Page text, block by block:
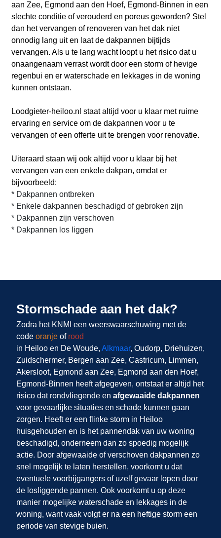
aan Zee, Egmond aan den Hoef, Egmond-Binnen in een
slechte conditie of verouderd en poreus geworden? Stel
dan het vervangen of renoveren van het dak niet
onnodig lang uit en laat de dakpannen bijtijds
vervangen. Als u te lang wacht loopt u het risico dat u
onaangenaam verrast wordt door een storm of hevige
regenbui en er waterschade en lekkages in de woning
kunnen ontstaan.
Loodgieter-heiloo.nl staat altijd voor u klaar met ruime
ervaring en service om de dakpannen voor u te
vervangen of een offerte uit te brengen voor renovatie.
Uiteraard staan wij ook altijd voor u klaar bij het
vervangen van een enkele dakpan, omdat er
bijvoorbeeld:
* Dakpannen ontbreken
* Enkele dakpannen beschadigd of gebroken zijn
* Dakpannen zijn verschoven
* Dakpannen los liggen
Stormschade aan het dak?
Zodra het KNMI een weerswaarschuwing met de
code oranje of rood
in Heiloo en De Woude, Alkmaar, Oudorp, Driehuizen,
Zuidschermer, Bergen aan Zee, Castricum, Limmen,
Akersloot, Egmond aan Zee, Egmond aan den Hoef,
Egmond-Binnen heeft afgegeven, ontstaat er altijd het
risico dat rondvliegende en afgewaaide dakpannen
voor gevaarlijke situaties en schade kunnen gaan
zorgen. Heeft er een flinke storm in Heiloo
huisgehouden en is het pannendak van uw woning
beschadigd, onderneem dan zo spoedig mogelijk
actie. Door afgewaaide of verschoven dakpannen zo
snel mogelijk te laten herstellen, voorkomt u dat
eventuele voorbijgangers of uzelf gevaar lopen door
de losliggende pannen. Ook voorkomt u op deze
manier mogelijke waterschade en lekkages in de
woning, want vaak volgt er na een heftige storm een
periode van stevige buien.